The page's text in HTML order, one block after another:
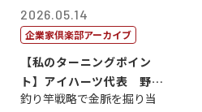
2026.05.14
企業家倶楽部アーカイブ
【私のターニングポイン
ト】アイハーツ代表 野田
憲史
釣り竿戦略で金脈を掘り当